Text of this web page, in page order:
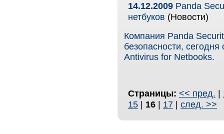
14.12.2009 Panda
нетбуков (Новости)
Компания Panda
безопасности,
Antivirus for Netbooks.
Страницы: << пред. |
15 | 16 | 17 | след. >>